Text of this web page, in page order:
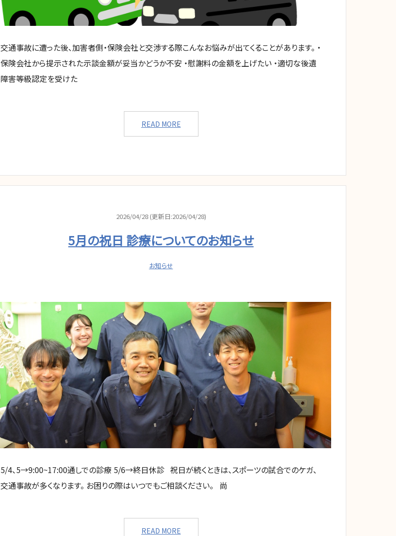
交通事故に遭った後、加害者側・保険会社と交渉する際こんなお悩みが出てくることがあります。 ・
保険会社から提示された示談金額が妥当かどうか不安 ・慰謝料の金額を上げたい ・適切な後遺
障害等級認定を受けた
READ MORE
2026/04/28 (更新日:2026/04/28)
5月の祝日 診療についてのお知らせ
お知らせ
5/4、5→9:00~17:00通しでの診療 5/6→終日休診 祝日が続くときは、スポーツの試合でのケガ、
交通事故が多くなります。 お困りの際はいつでもご相談ください。 尚
READ MORE